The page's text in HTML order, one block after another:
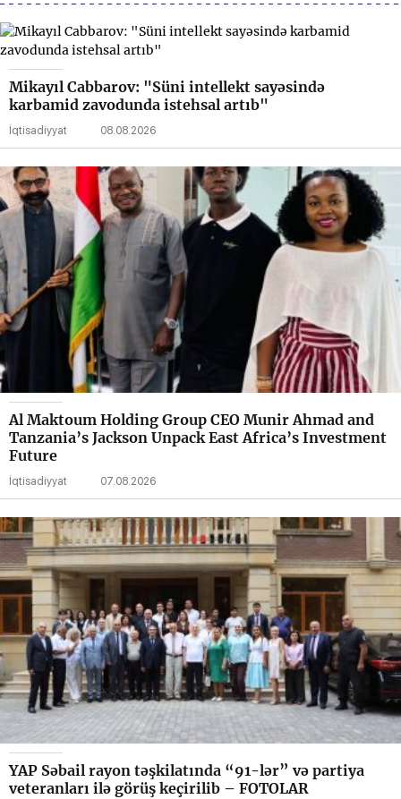
Mikayıl Cabbarov: "Süni intellekt sayəsində
karbamid zavodunda istehsal artıb"
İqtisadiyyat 08.08.2026
Al Maktoum Holding Group CEO Munir Ahmad and
Tanzania’s Jackson Unpack East Africa’s Investment
Future
İqtisadiyyat 07.08.2026
YAP Səbail rayon təşkilatında “91-lər” və partiya
veteranları ilə görüş keçirilib – FOTOLAR